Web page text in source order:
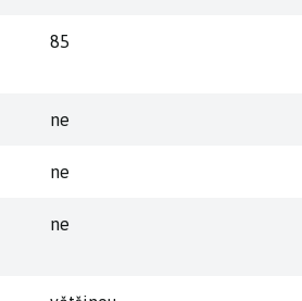
85
ne
ne
ne